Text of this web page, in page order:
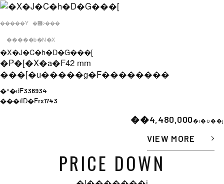
�����Y �݌ɂ���
�����b�N�X
�X�J�C�h�D�G���[
�P�[�X�a�F42 mm
���[�u�����g�F��������
�^�ԁF336934
���iID�Frx1743
��4,480,000�i�ō��j
VIEW MORE
PRICE DOWN